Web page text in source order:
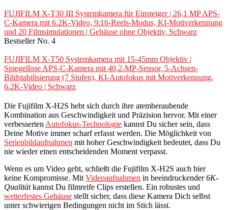
FUJIFILM X-T30 III Systemkamera für Einsteiger | 26,1 MP APS-
C-Kamera mit 6.2K-Video, 9:16-Reels-Modus, KI-Motiverkennung
und 20 Filmsimulationen | Gehäuse ohne Objektiv, Schwarz
Bestseller No. 4
FUJIFILM X-T50 Systemkamera mit 15-45mm Objektiv |
Spiegellose APS-C-Kamera mit 40,2-MP-Sensor, 5-Achsen-
Bildstabilisierung (7 Stufen), KI-Autofokus mit Motiverkennung,
6.2K-Video | Schwarz
Die Fujifilm X-H2S hebt sich durch ihre atemberaubende
Kombination aus Geschwindigkeit und Präzision hervor. Mit einer
verbesserten Autofokus-Technologie kannst Du sicher sein, dass
Deine Motive immer scharf erfasst werden. Die Möglichkeit von
Serienbildaufnahmen mit hoher Geschwindigkeit bedeutet, dass Du
nie wieder einen entscheidenden Moment verpasst.
Wenn es um Video geht, schließt die Fujifilm X-H2S auch hier
keine Kompromisse. Mit Videoaufnahmen in beeindruckender6K-
Qualitätkannst Du filmreife Clips erstellen. Ein robustes und
wetterfestes Gehäuse stellt sicher, dass diese Kamera Dich selbst
unter schwierigen Bedingungen nicht im Stich lässt.